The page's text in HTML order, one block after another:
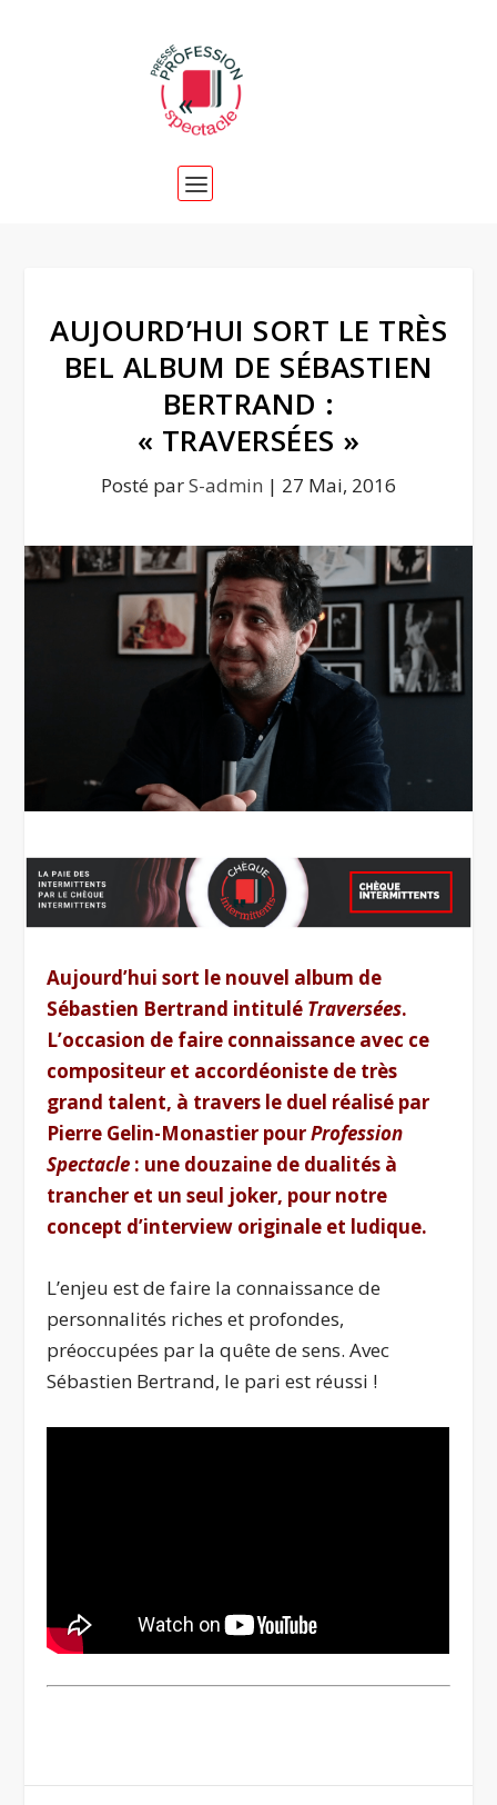
AUJOURD’HUI SORT LE TRÈS
BEL ALBUM DE SÉBASTIEN
BERTRAND :
« TRAVERSÉES »
Posté parS-admin | 27 Mai, 2016
Aujourd’hui sort le nouvel album de
Sébastien Bertrand intitulé Traversées.
L’occasion de faire connaissance avec ce
compositeur et accordéoniste de très
grand talent, à travers le duel réalisé par
Pierre Gelin-Monastier pourProfession
Spectacle : une douzaine de dualités à
trancher et un seul joker, pour notre
concept d’interview originale et ludique.
L’enjeu est de faire la connaissance de
personnalités riches et profondes,
préoccupées par la quête de sens. Avec
Sébastien Bertrand, le pari est réussi !